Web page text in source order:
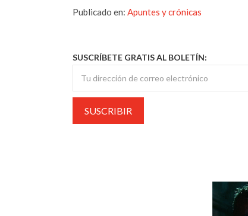
Publicado en: Apuntes y crónicas
SUSCRÍBETE GRATIS AL BOLETÍN: